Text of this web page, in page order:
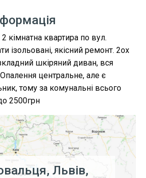
кімнатна квартира по вул.
ізольовані, якісний ремонт. 2ох
шкіряний диван, вся
Опалення центральне, але є
тому за комунальні всього
2500грн
Львів,